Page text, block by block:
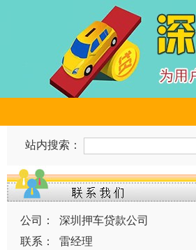
站内搜索：
公司：
深圳押车贷款公司
联系：
雷经理